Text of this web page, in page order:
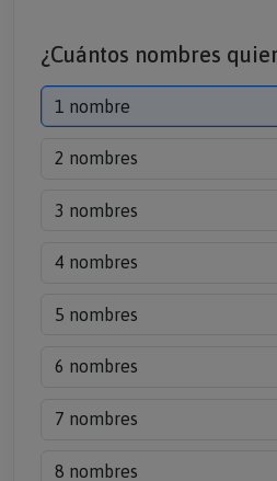
¿Cuántos nombres
1 nombre
2 nombres
3 nombres
4 nombres
5 nombres
6 nombres
7 nombres
8 nombres